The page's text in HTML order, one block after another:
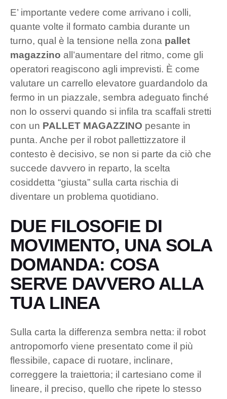
E’ importante vedere come arrivano i colli,
quante volte il formato cambia durante un
turno, qual è la tensione nella zona pallet
magazzino all’aumentare del ritmo, come gli
operatori reagiscono agli imprevisti. È come
valutare un carrello elevatore guardandolo da
fermo in un piazzale, sembra adeguato finché
non lo osservi quando si infila tra scaffali stretti
con un PALLET MAGAZZINO pesante in
punta. Anche per il robot pallettizzatore il
contesto è decisivo, se non si parte da ciò che
succede davvero in reparto, la scelta
cosiddetta “giusta” sulla carta rischia di
diventare un problema quotidiano.
DUE FILOSOFIE DI
MOVIMENTO, UNA SOLA
DOMANDA: COSA
SERVE DAVVERO ALLA
TUA LINEA
Sulla carta la differenza sembra netta: il robot
antropomorfo viene presentato come il più
flessibile, capace di ruotare, inclinare,
correggere la traiettoria; il cartesiano come il
lineare, il preciso, quello che ripete lo stesso